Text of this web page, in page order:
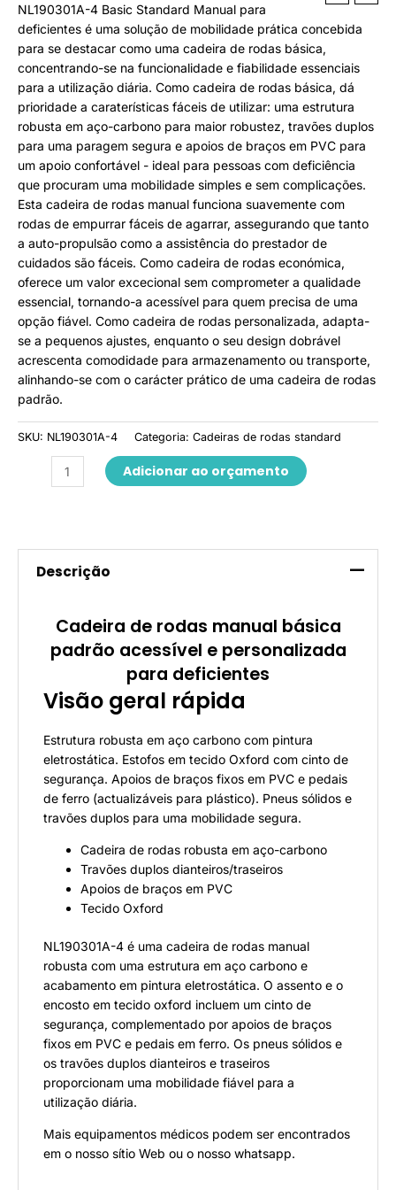
NL190301A-4 Basic Standard Manual para
deficientes é uma solução de mobilidade prática concebida
para se destacar como uma cadeira de rodas básica,
concentrando-se na funcionalidade e fiabilidade essenciais
para a utilização diária. Como cadeira de rodas básica, dá
prioridade a caraterísticas fáceis de utilizar: uma estrutura
robusta em aço-carbono para maior robustez, travões duplos
para uma paragem segura e apoios de braços em PVC para
um apoio confortável - ideal para pessoas com deficiência
que procuram uma mobilidade simples e sem complicações.
Esta cadeira de rodas manual funciona suavemente com
rodas de empurrar fáceis de agarrar, assegurando que tanto
a auto-propulsão como a assistência do prestador de
cuidados são fáceis. Como cadeira de rodas económica,
oferece um valor excecional sem comprometer a qualidade
essencial, tornando-a acessível para quem precisa de uma
opção fiável. Como cadeira de rodas personalizada, adapta-
se a pequenos ajustes, enquanto o seu design dobrável
acrescenta comodidade para armazenamento ou transporte,
alinhando-se com o carácter prático de uma cadeira de rodas
padrão.
SKU: NL190301A-4 Categoria: Cadeiras de rodas standard
Adicionar ao orçamento
Descrição
Cadeira de rodas manual básica
padrão acessível e personalizada
para deficientes
Visão geral rápida
Estrutura robusta em aço carbono com pintura
eletrostática. Estofos em tecido Oxford com cinto de
segurança. Apoios de braços fixos em PVC e pedais
de ferro (actualizáveis para plástico). Pneus sólidos e
travões duplos para uma mobilidade segura.
Cadeira de rodas robusta em aço-carbono
Travões duplos dianteiros/traseiros
Apoios de braços em PVC
Tecido Oxford
NL190301A-4 é uma cadeira de rodas manual
robusta com uma estrutura em aço carbono e
acabamento em pintura eletrostática. O assento e o
encosto em tecido oxford incluem um cinto de
segurança, complementado por apoios de braços
fixos em PVC e pedais em ferro. Os pneus sólidos e
os travões duplos dianteiros e traseiros
proporcionam uma mobilidade fiável para a
utilização diária.
Mais equipamentos médicos podem ser encontrados
emo nosso sítio Web ouo nosso whatsapp.